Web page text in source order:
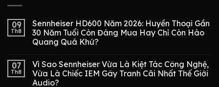
09
Th8
Sennheiser HD600 Năm 2026: Huyền Thoại Gần
30 Năm Tuổi Còn Đáng Mua Hay Chỉ Còn Hào
Quang Quá Khứ?
07
Th8
Vì Sao Sennheiser Vừa Là Kiệt Tác Công Nghệ,
Vừa Là Chiếc IEM Gây Tranh Cãi Nhất Thế Giới
Audio?